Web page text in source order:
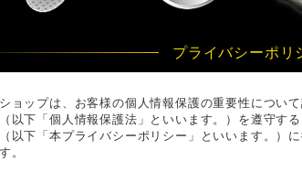
プライバシーポリ
ョップは、お客様の個人情報保護の重要性につい
以下「個人情報保護法」といいます。）を遵守す
以下「本プライバシーポリシー」といいます。）
。